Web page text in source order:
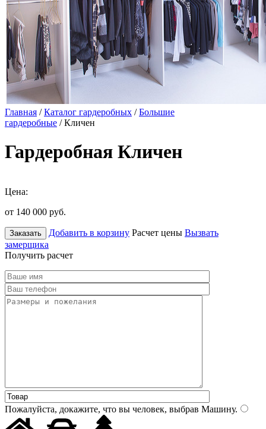
Главная /Каталог гардеробных /Большие
гардеробные / Кличен
Гардеробная Кличен
Цена:
от 140 000 руб.
Заказать Добавить в корзину Расчет цены Вызвать
замерщика
Получить расчет
Пожалуйста, докажите, что вы человек, выбрав Машину.